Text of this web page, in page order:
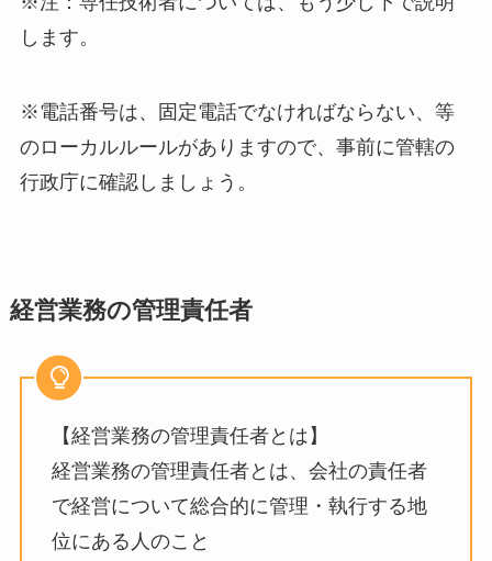
します。
※電話番号は、固定電話でなければならない、等
のローカルルールがありますので、事前に管轄の
行政庁に確認しましょう。
経営業務の管理責任者
【経営業務の管理責任者とは】
経営業務の管理責任者とは、会社の責任者
で経営について総合的に管理・執行する地
位にある人のこと